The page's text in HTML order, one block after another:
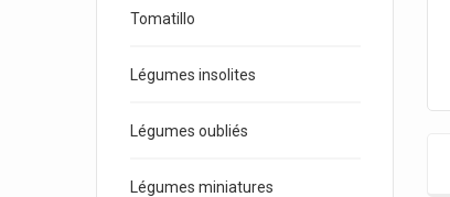
Tomatillo
Légumes insolites
Légumes oubliés
Légumes miniatures